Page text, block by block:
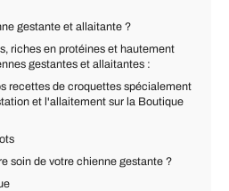
gestante et allaitante ?
riches en protéines et hautement
gestantes et allaitantes :
recettes de croquettes spécialement
et l'allaitement sur la Boutique
soin de votre chienne gestante ?